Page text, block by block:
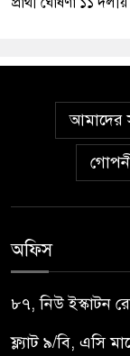
আমাদের
অফিস
৮৭, নিউ ইস্কাটন
ফ্ল্যাট ৯/বি, এসি